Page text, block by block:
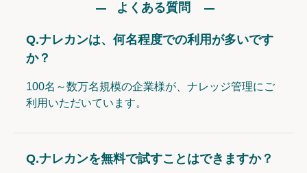
よくある質問
Q.ナレカンは、何名程度での利用が多いです
か？
100名～数万名規模の企業様が、ナレッジ管理にご
利用いただいています。
Q.ナレカンを無料で試すことはできますか？